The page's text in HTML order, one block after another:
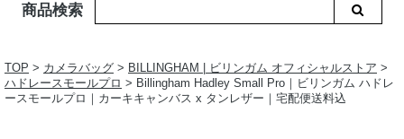
商品検索
TOP > カメラバッグ > BILLINGHAM | ビリンガム オフィシャルストア >
ハドレースモールプロ > Billingham Hadley Small Pro｜ビリンガム ハドレ
ースモールプロ｜カーキキャンバス x タンレザー｜宅配便送料込